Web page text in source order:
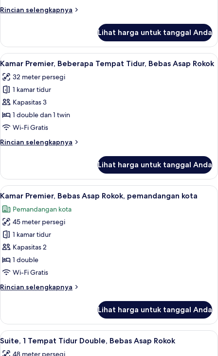
Rokok
Rincian selengkapnya
Rincian
Kamar
Premier,
Bebas
Rokok
Lihat harga untuk tanggal Anda
Lihat
semua
foto
untuk
Kamar
Premier,
Beberapa
Tidur,
Rokok
Kamar Premier, Beberapa Tempat
7
Kamar Premier, Beberapa Tempat Tidur, Bebas Asap Rokok
32 meter persegi
1 kamar tidur
Kapasitas 3
1 double dan 1 twin
Wi-Fi Gratis
Rincian selengkapnya
Rincian
Kamar
Premier,
Beberapa
Tidur,
Bebas
Asap
Rokok
Lihat harga untuk tanggal Anda
Lihat
semua
foto
untuk
Kamar
Premier,
Bebas
Asap
pemandangan
Kamar Premier, Bebas Asap Rokok,
11
Kamar Premier, Bebas Asap Rokok, pemandangan kota
Pemandangan kota
45 meter persegi
1 kamar tidur
Kapasitas 2
1 double
Wi-Fi Gratis
Rincian selengkapnya
Rincian
Kamar
Premier,
Bebas
Lihat harga untuk tanggal Anda
Lihat
semua
Suite, 1 Tempat Tidur Double, Bebas
9
Suite, 1 Tempat Tidur Double, Bebas Asap Rokok
48 meter persegi